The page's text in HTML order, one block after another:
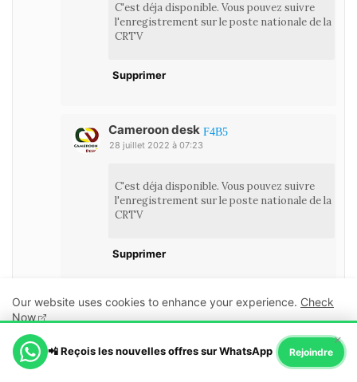
C'est déja disponible. Vous pouvez suivre
l'enregistrement sur le poste nationale de la
CRTV
Supprimer
Cameroon desk
28 juillet 2022 à 07:23
C'est déja disponible. Vous pouvez suivre
l'enregistrement sur le poste nationale de la
CRTV
Supprimer
wilfried leuga
besoin des resultats du bac industrielle F2 douala
Our website uses cookies to enhance your experience. Check
Now
Ok, Go it!
×
📲 Reçois les nouvelles offres sur WhatsApp Rejoindre